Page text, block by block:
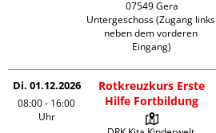
07549 Gera
Untergeschoss (Zugang links
neben dem vorderen
Eingang)
Di. 01.12.2026
08:00 - 16:00
Uhr
Rotkreuzkurs Erste
Hilfe Fortbildung